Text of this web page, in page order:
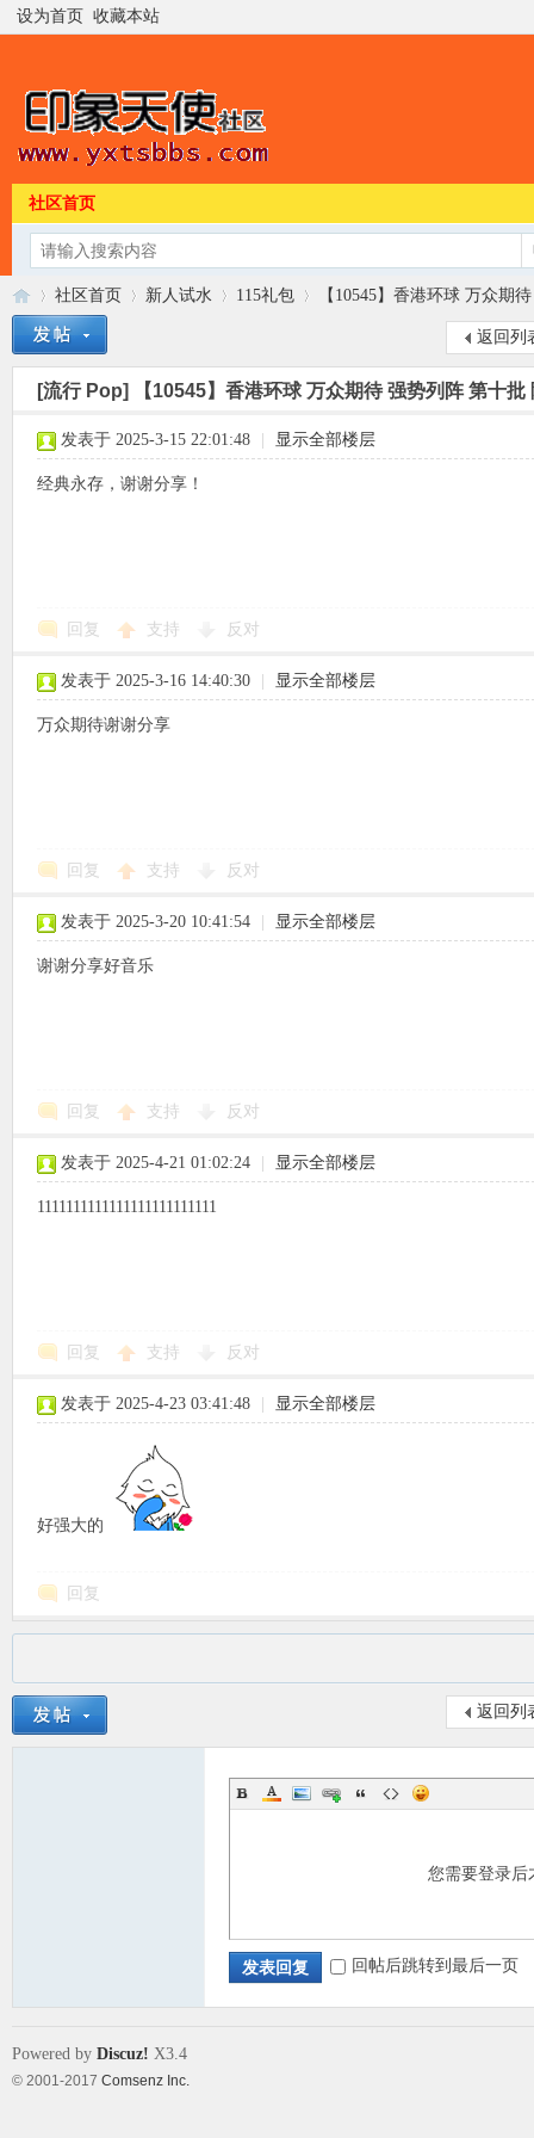
设为首页 收藏本站
社区首页
»
社区首页
›
新人试水
›
115礼包
›
【10545】香港环球 万众期
返回列
[流行 Pop] 【10545】香港环球 万众期待 强势列阵 第十
发表于 2025-3-15 22:01:48 显示全部楼层
经典永存，谢谢分享！
回复 支持 反对
发表于 2025-3-16 14:40:30 显示全部楼层
万众期待谢谢分享
回复 支持 反对
发表于 2025-3-20 10:41:54 显示全部楼层
谢谢分享好音乐
回复 支持 反对
发表于 2025-4-21 01:02:24 显示全部楼层
1111111111111111111111111
回复 支持 反对
发表于 2025-4-23 03:41:48 显示全部楼层
好强大的
回复
返回列
您需要登录
发表回复 回帖后跳转到最后一页
Powered by Discuz! X3.4
© 2001-2017 Comsenz Inc.